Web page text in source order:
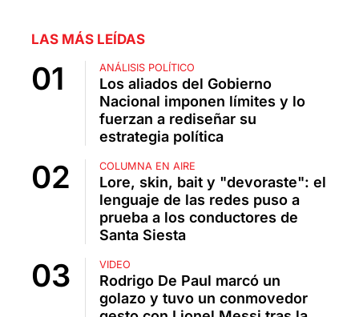
LAS MÁS LEÍDAS
ANÁLISIS POLÍTICO
Los aliados del Gobierno
Nacional imponen límites y lo
fuerzan a rediseñar su
estrategia política
COLUMNA EN AIRE
Lore, skin, bait y "devoraste": el
lenguaje de las redes puso a
prueba a los conductores de
Santa Siesta
VIDEO
Rodrigo De Paul marcó un
golazo y tuvo un conmovedor